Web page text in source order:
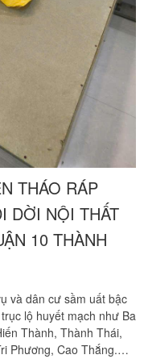
THÁO RÁP
DỜI NỘI THẤT
10 THÀNH
và dân cư sầm uất bậc
lộ huyết mạch như Ba
Thành, Thành Thái,
Phương, Cao Thắng.